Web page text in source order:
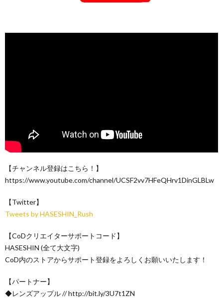
【チャンネル登録はこちら！】
https://www.youtube.com/channel/UCSF2vv7HFeQHrv1DinGLBLw
【Twitter】
Tweets by HASESHIN_Rush
【CoDクリエイターサポートコード】
HASESHIN (全て大文字)
CoD内のストアからサポート登録をよろしくお願いいたします！
【パートナー】
◆レンズアップル // http://bit.ly/3U7t1ZN